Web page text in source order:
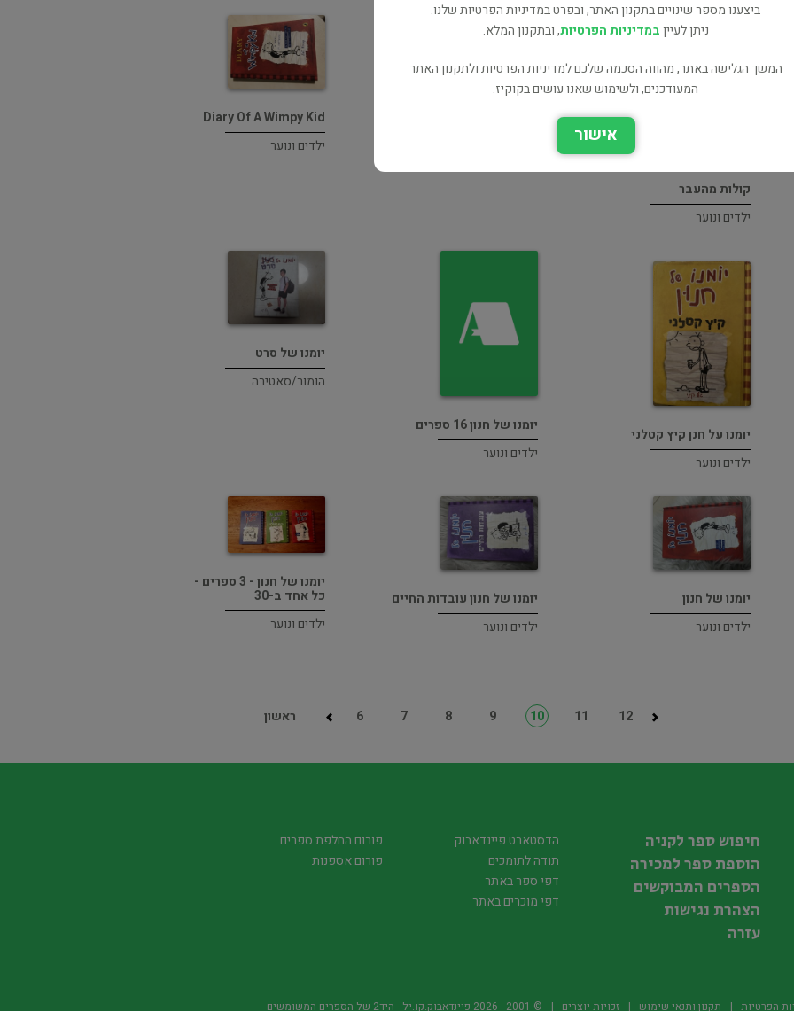
קולות מהעבר
ילדים ונוער
Diary Of A Wimpy Kid
ילדים ונוער
יומנו על חנן קיץ קטלני
ילדים ונוער
יומנו של חנון 16 ספרים
ילדים ונוער
יומנו של סרט
הומור/סאטירה
יומנו של חנון
ילדים ונוער
יומנו של חנון עובדות החיים
ילדים ונוער
יומנו של חנון - 3 ספרים -
כל אחד ב-30
ילדים ונוער
ראשון 6 7 8 9 10 11 12
ביצענו מספר שינויים בתקנון האתר, ובפרט במדיניות הפרטיות שלנו.
ניתן לעייןבמדיניות הפרטיות, ובתקנון המלא.
המשך הגלישה באתר, מהווה הסכמה שלכם למדיניות הפרטיות ולתקנון האתר
המעודכנים, ולשימוש שאנו עושים בקוקיז.
אישור
חיפוש ספר לקניה
הוספת ספר למכירה
הספרים המבוקשים
הצהרת נגישות
עזרה
הדסטארט פיינדאבוק
תודה לתומכים
דפי ספר באתר
דפי מוכרים באתר
פורום החלפת ספרים
פורום אספנות
הפרטיות תקנון ותנאי שימוש זכויות יוצרים © 2001 -
2026 פיינדאבוק.קו.יל - היד2 של הספרים המשומשים